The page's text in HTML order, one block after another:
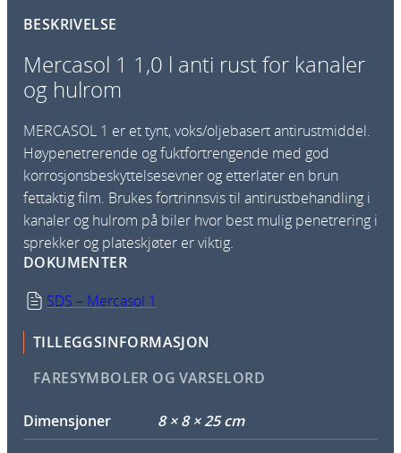
BESKRIVELSE
Mercasol 1 1,0 l anti rust for kanaler
og hulrom
MERCASOL 1 er et tynt, voks/oljebasert antirustmiddel.
Høypenetrerende og fuktfortrengende med god
korrosjons­beskyttelsesevner og etterlater en brun
fettaktig film. Brukes fortrinnsvis til antirustbehandling i
kanaler og hulrom på biler hvor best mulig penetrering i
sprekker og plateskjøter er viktig.
DOKUMENTER
SDS – Mercasol 1
TILLEGGSINFORMASJON
FARESYMBOLER OG VARSELORD
Dimensjoner 8 × 8 × 25 cm